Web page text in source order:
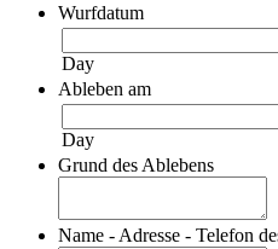
Wurfdatum
Day
Ableben am
Day
Grund des Ablebens
Name - Adresse - Telefon